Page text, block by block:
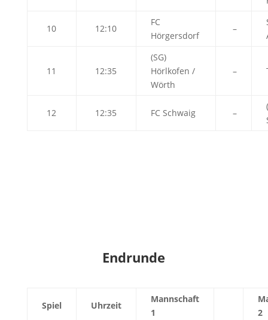
10 12:10
FC
Hörgersdorf
–
11 12:35
(SG)
Hörlkofen /
Wörth
–
12 12:35 FC Schwaig –
Endrunde
Spiel Uhrzeit
Mannschaft
1
2